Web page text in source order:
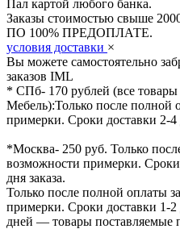
Пал картой любого банка.
Заказы стоимостью свыше
ПО 100% ПРЕДОПЛАТЕ.
условия доставки ×
Вы можете самостоятельно
заказов IML
* СПб- 170 рублей (все товары
Мебель):Только после полной
примерки. Сроки доставки 2-4
*Москва- 250 руб. Только
возможности примерки. Сроки
дня заказа.
Только после полной оплаты
примерки. Сроки доставки 1-
дней — товары поставляемые